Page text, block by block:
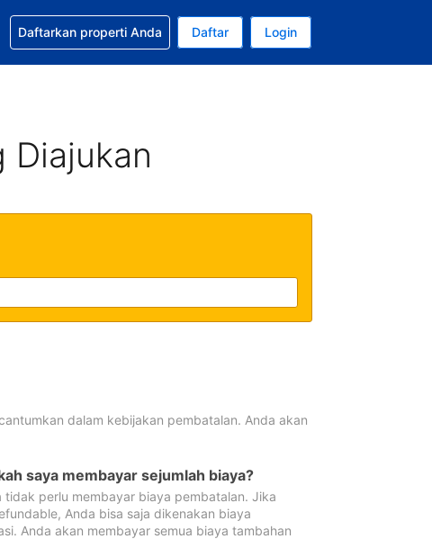
Mata uang Anda saat ini adalah Dolar Amerika Serikat
Anda. Bahasa Anda saat ini adalah Bahasa Indonesia
Dapatkan bantuan untuk pemesanan Anda
Daftarkan properti Anda Daftar Login
Diajukan
dalam kebijakan pembatalan. Anda akan
saya membayar sejumlah biaya?
perlu membayar biaya pembatalan. Jika
Anda bisa saja dikenakan biaya
Anda akan membayar semua biaya tambahan